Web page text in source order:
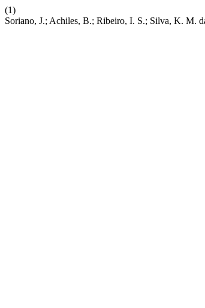
(1)
Soriano, J.; Achiles, B.; Ribeiro, I. S.; Silva, K. M.